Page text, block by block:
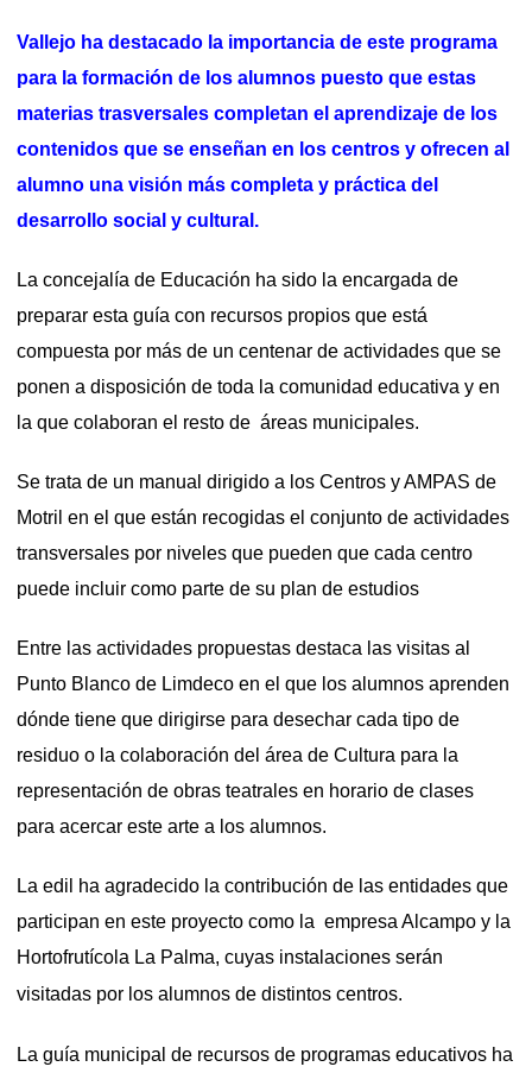
Vallejo ha destacado la importancia de este programa
para la formación de los alumnos puesto que estas
materias trasversales completan el aprendizaje de los
contenidos que se enseñan en los centros y ofrecen al
alumno una visión más completa y práctica del
desarrollo social y cultural.
La concejalía de Educación ha sido la encargada de
preparar esta guía con recursos propios que está
compuesta por más de un centenar de actividades que se
ponen a disposición de toda la comunidad educativa y en
la que colaboran el resto de áreas municipales.
Se trata de un manual dirigido a los Centros y AMPAS de
Motril en el que están recogidas el conjunto de actividades
transversales por niveles que pueden que cada centro
puede incluir como parte de su plan de estudios
Entre las actividades propuestas destaca las visitas al
Punto Blanco de Limdeco en el que los alumnos aprenden
dónde tiene que dirigirse para desechar cada tipo de
residuo o la colaboración del área de Cultura para la
representación de obras teatrales en horario de clases
para acercar este arte a los alumnos.
La edil ha agradecido la contribución de las entidades que
participan en este proyecto como la empresa Alcampo y la
Hortofrutícola La Palma, cuyas instalaciones serán
visitadas por los alumnos de distintos centros.
La guía municipal de recursos de programas educativos ha